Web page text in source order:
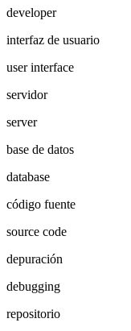
developer
interfaz de usuario
user interface
servidor
server
base de datos
database
código fuente
source code
depuración
debugging
repositorio